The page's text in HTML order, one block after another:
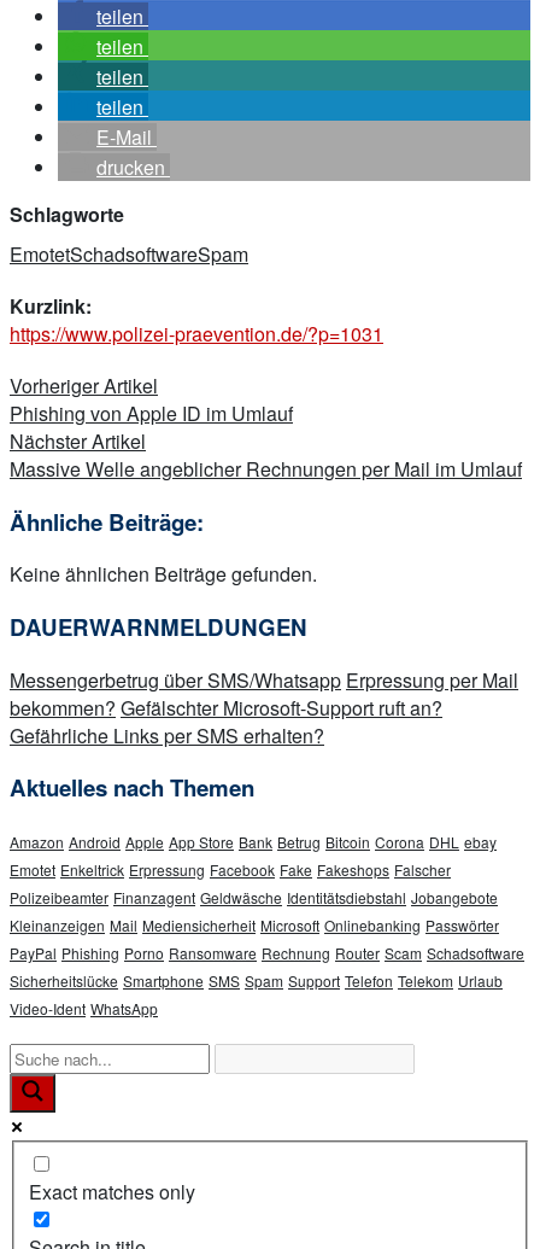
teilen
teilen
teilen
teilen
E-Mail
drucken
Schlagworte
EmotetSchadsoftwareSpam
Kurzlink:
https://www.polizei-praevention.de/?p=1031
Beitragsnavigation
Vorheriger Artikel
Phishing von Apple ID im Umlauf
Nächster Artikel
Massive Welle angeblicher Rechnungen per Mail im Umlauf
Ähnliche Beiträge:
Keine ähnlichen Beiträge gefunden.
DAUERWARNMELDUNGEN
Messengerbetrug über SMS/Whatsapp Erpressung per Mail
bekommen? Gefälschter Microsoft-Support ruft an?
Gefährliche Links per SMS erhalten?
Aktuelles nach Themen
Amazon Android Apple App Store Bank Betrug Bitcoin Corona DHL ebay
Emotet Enkeltrick Erpressung Facebook Fake Fakeshops Falscher
Polizeibeamter Finanzagent Geldwäsche Identitätsdiebstahl Jobangebote
Kleinanzeigen Mail Mediensicherheit Microsoft Onlinebanking Passwörter
PayPal Phishing Porno Ransomware Rechnung Router Scam Schadsoftware
Sicherheitslücke Smartphone SMS Spam Support Telefon Telekom Urlaub
Video-Ident WhatsApp
Exact matches only